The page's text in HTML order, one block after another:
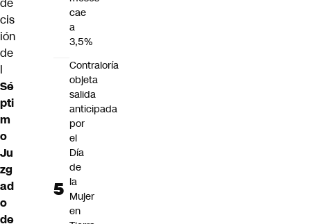
cis
ión
de
l
Sé
pti
m
o
Ju
zg
ad
o
de
cae
a
3,5%
Contraloría
objeta
salida
anticipada
por
el
Día
de
la
Mujer
en